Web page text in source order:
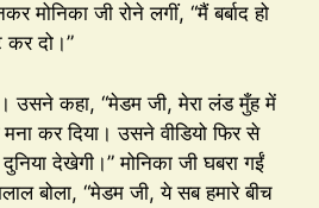
मोनिका जी रोने लगीं, “मैं बर्बाद हो
कर दो।”
उसने कहा, “मेडम जी, मेरा लंड मुँह में
कर दिया। उसने वीडियो फिर से
देखेगी।” मोनिका जी घबरा गईं
बोला, “मेडम जी, ये सब हमारे बीच